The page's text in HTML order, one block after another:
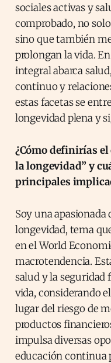
sociales activas y
comprobado, no
sino que también
prolongan la vida.
integral abarca
continuo y
estas facetas se
longevidad plena y
¿Cómo definirías el
la longevidad” y
principales
Soy una apasionada
longevidad, tema
en el World
macrotendencia.
salud y la seguridad
vida, considerando
lugar del riesgo de
productos
impulsa diversas
educación continua